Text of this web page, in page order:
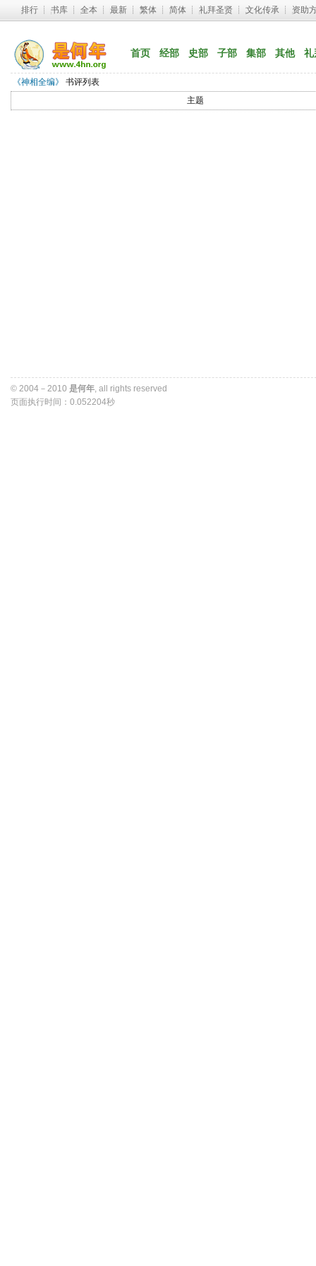
排行 ┊ 书库 ┊ 全本 ┊ 最新 ┊ 繁体 ┊ 简体 ┊ 礼拜圣贤 ┊ 文化传承 ┊ 资助
首页 经部 史部 子部 集部 其他 礼
《神相全编》
书评列表
主题
© 2004－2010 是何年 , all rights reserved
页面执行时间：0.052204秒